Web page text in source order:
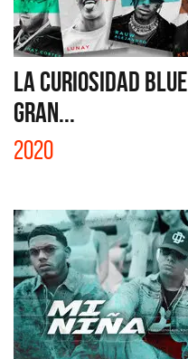
LA CURIOSIDAD BLUE
GRAN...
2020